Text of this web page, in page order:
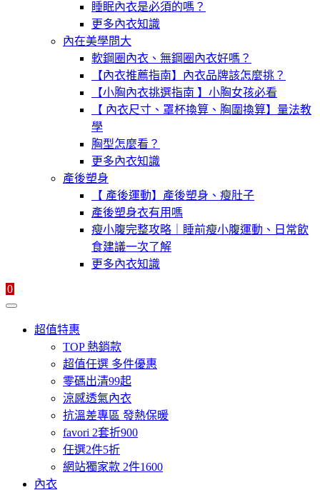
睡眠內衣是必須的嗎？
更多內衣知識
內在美學問大
軟鋼圈內衣、無鋼圈內衣好嗎？
【內衣推薦指南】內衣品牌該怎麼挑？
【小胸內衣挑選指南 】小胸女孩必看
【 內衣尺寸、罩杯換算、胸圍換算】量法教
學
胸型怎麼看？
更多內衣知識
產後塑身
【 產後運動】產後塑身、瘦肚子
產後塑身衣有用嗎
瘦小腹完整攻略｜睡前瘦小腹運動、日常飲
食建議一次了解
更多內衣知識
0
超值特惠
TOP 熱銷款
超值任選 多件優惠
零碼出清99起
涼感透氣內衣
抗溫差專區 發熱保暖
favori 2套折900
任選2件5折
網站獨家款 2件1600
內衣